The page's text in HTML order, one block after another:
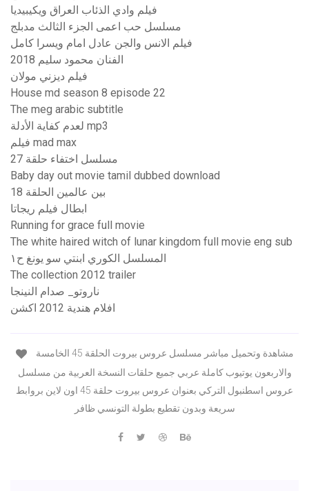
فيلم وادي الذئاب العراق ويكيبيديا
مسلسل حب اعمى الجزء الثالث مدبلج
فيلم الانس والجن عادل امام ويسرا كامل
الفنان محمود سليم 2018
فيلم ديزني مولان
House md season 8 episode 22
The meg arabic subtitle
لعدم كفاية الأدلة mp3
فيلم mad max
مسلسل اختفاء حلقة 27
Baby day out movie tamil dubbed download
بين عالمين الحلقة 18
ابطال فيلم ريجاتا
Running for grace full movie
The white haired witch of lunar kingdom full movie eng sub
المسلسل الكوري ابنتي سو يونغ ح١
The collection 2012 trailer
ناروتو_ صدام النينجا
افلام هندية 2012 اكشن
والاربعون يوتيوب كاملة عربي جميع حلقات النسخة العربية من مسلسل
عروس اسطنبول التركي بعنوان عروس بيروت حلقة 45 اون لاين بروابط
سريعة وبدون تقطيع بطولة التونسي ظافر